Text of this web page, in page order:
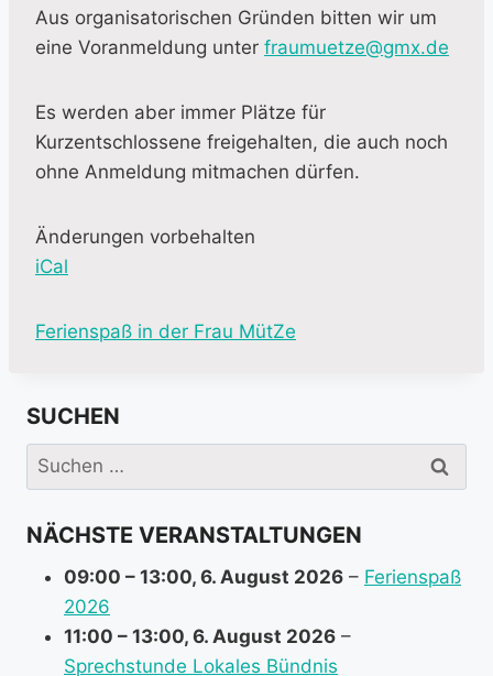
Aus organisatorischen Gründen bitten wir um
eine Voranmeldung unter fraumuetze@gmx.de
Es werden aber immer Plätze für
Kurzentschlossene freigehalten, die auch noch
ohne Anmeldung mitmachen dürfen.
Änderungen vorbehalten
iCal
M
e
i
n
o
Ferienspaß in der Frau MütZe
SUCHEN
Suchen
nach:
NÄCHSTE VERANSTALTUNGEN
09:00 – 13:00, 6. August 2026 – Ferienspaß
2026
11:00 – 13:00, 6. August 2026 –
Sprechstunde Lokales Bündnis